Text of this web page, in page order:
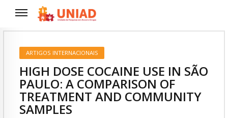
ARTIGOS INTERNACIONAIS
HIGH DOSE COCAINE USE IN SÃO
PAULO: A COMPARISON OF
TREATMENT AND COMMUNITY
SAMPLES